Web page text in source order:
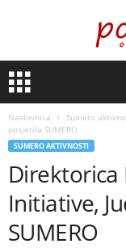
Naslovnica Sumero
posjetila SUMERO
SUMERO AKTIVNOSTI
Initiative,
SUMERO